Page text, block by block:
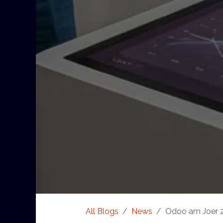
All Blogs News Odoo am Joer